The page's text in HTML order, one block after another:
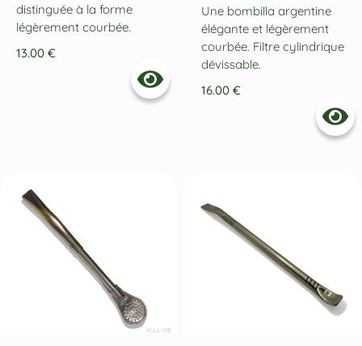
distinguée à la forme
légèrement courbée.
13.00 €
Une bombilla argentine
élégante et légèrement
courbée. Filtre cylindrique
dévissable.
16.00 €